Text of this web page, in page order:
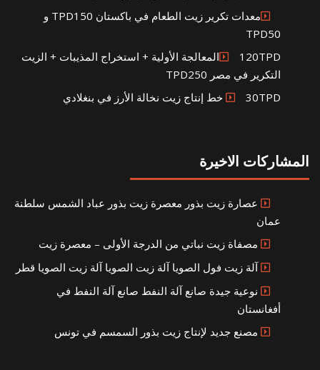
معدات تكرير زيت الطعام في باكستان TPD150 و
TPD50
120TPDالمعالجة الأولية + استخراج المذيبات + الزيت
التكرير في مصر TPD250
30TPD خط إنتاج زيت نخالة الأرز في بنغلادي
المشاركات الاخيرة
عصارة زيت بذور معصرة زيت بذور عباد الشمس سلطنة
عمان
مصفاة زيت نباتي من الدرجة الأولى – معصرة زيت
آلة زيت فول الصويا آلة زيت الصويا آلة زيت الصويا قطر
نوعية جيدة صانع آلة النفط صانع آلة النفط في
أفغانستان
مصنع جديد لإنتاج زيت بذور السمسم في تونس